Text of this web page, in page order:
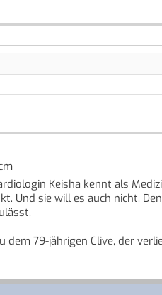
Keisha kennt als
Und sie will es auch nicht.
dem 79-jährigen Clive, der
Herz gebrochen hat. Er
dass es nie zu spät für eine